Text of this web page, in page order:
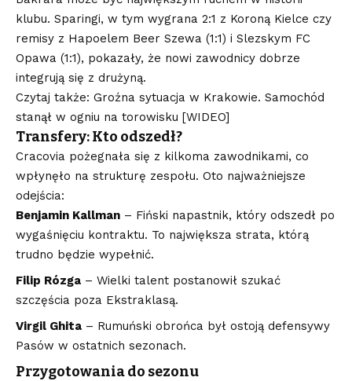
klubu. Sparingi, w tym wygrana 2:1 z Koroną Kielce czy
remisy z Hapoelem Beer Szewa (1:1) i Slezskym FC
Opawa (1:1), pokazały, że nowi zawodnicy dobrze
integrują się z drużyną.
Czytaj także: Groźna sytuacja w Krakowie. Samochód
stanął w ogniu na torowisku [WIDEO]
Transfery: Kto odszedł?
Cracovia pożegnała się z kilkoma zawodnikami, co
wpłynęło na strukturę zespołu. Oto najważniejsze
odejścia:
Benjamin Kallman – Fiński napastnik, który odszedł po
wygaśnięciu kontraktu. To największa strata, którą
trudno będzie wypełnić.
Filip Rózga – Wielki talent postanowił szukać
szczęścia poza Ekstraklasą.
Virgil Ghita – Rumuński obrońca był ostoją defensywy
Pasów w ostatnich sezonach.
Przygotowania do sezonu